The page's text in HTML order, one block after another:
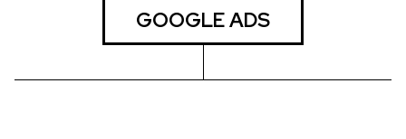
GOOGLE ADS